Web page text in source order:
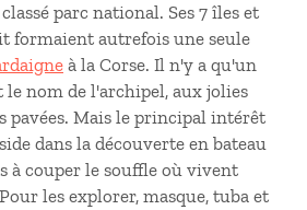
classé parc national. Ses 7 îles et
formaient autrefois une seule
à la Corse. Il n'y a qu'un
nom de l'archipel, aux jolies
pavées. Mais le principal intérêt
dans la découverte en bateau
à couper le souffle où vivent
les explorer, masque, tuba et